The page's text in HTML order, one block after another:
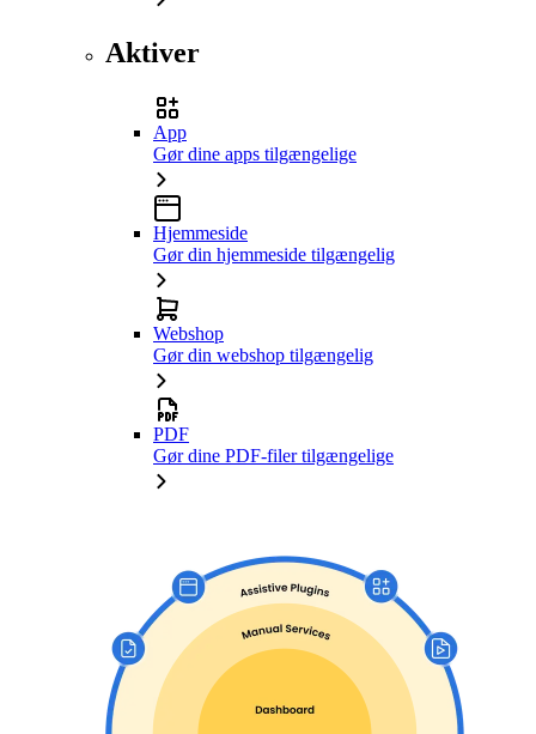
Aktiver
App
Gør dine apps tilgængelige
Hjemmeside
Gør din hjemmeside tilgængelig
Webshop
Gør din webshop tilgængelig
PDF
Gør dine PDF-filer tilgængelige